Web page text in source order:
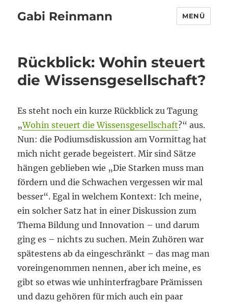
Gabi Reinmann MENÜ
Rückblick: Wohin steuert
die Wissensgesellschaft?
Es steht noch ein kurze Rückblick zu Tagung
„Wohin steuert die Wissensgesellschaft?“ aus.
Nun: die Podiumsdiskussion am Vormittag hat
mich nicht gerade begeistert. Mir sind Sätze
hängen geblieben wie „Die Starken muss man
fördern und die Schwachen vergessen wir mal
besser“. Egal in welchem Kontext: Ich meine,
ein solcher Satz hat in einer Diskussion zum
Thema Bildung und Innovation – und darum
ging es – nichts zu suchen. Mein Zuhören war
spätestens ab da eingeschränkt – das mag man
voreingenommen nennen, aber ich meine, es
gibt so etwas wie unhinterfragbare Prämissen
und dazu gehören für mich auch ein paar